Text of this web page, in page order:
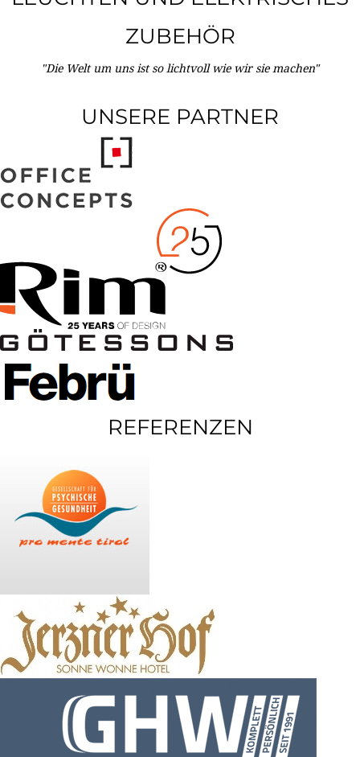
ZUBEHÖR
"Die Welt um uns ist so lichtvoll wie wir sie machen"
UNSERE PARTNER
REFERENZEN